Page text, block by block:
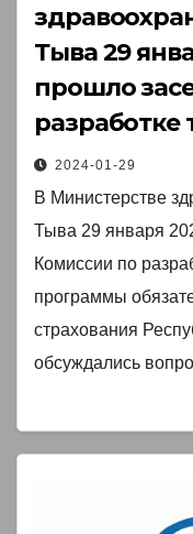
Тыва 29
прошло заседание
разработке
программы
Республики
2024-01-29
В Министерстве
Тыва 29 января
Комиссии по
программы
страхования
обсуждались